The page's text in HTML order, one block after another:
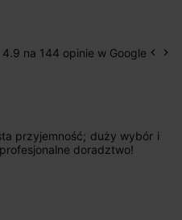
4.9 na 144 opinie w Google keyboard_arrow_left keyboard_arrow_right
przyjemność; duży wybór i
doradztwo!